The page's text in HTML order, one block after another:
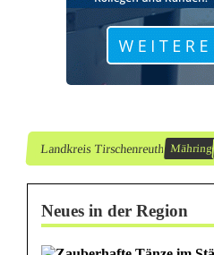
Landkreis Tirschenreuth Mähring
Neues in der Region